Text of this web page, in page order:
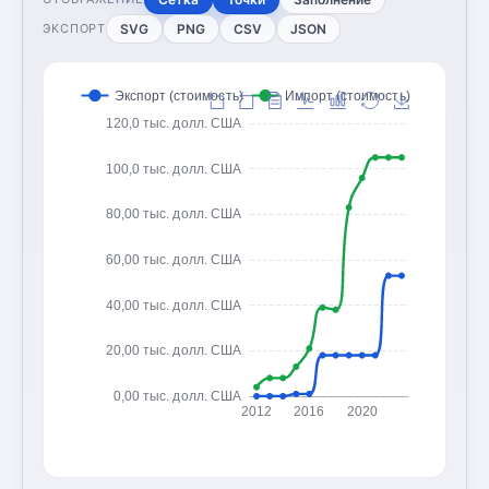
ЭКСПОРТ SVG PNG CSV JSON
0,00 тыс. долл. США
20,00 тыс. долл. США
40,00 тыс. долл. США
60,00 тыс. долл. США
80,00 тыс. долл. США
100,0 тыс. долл. США
120,0 тыс. долл. США
2012 2016 2020
Экспорт (стоимость) Импорт (стоимость)